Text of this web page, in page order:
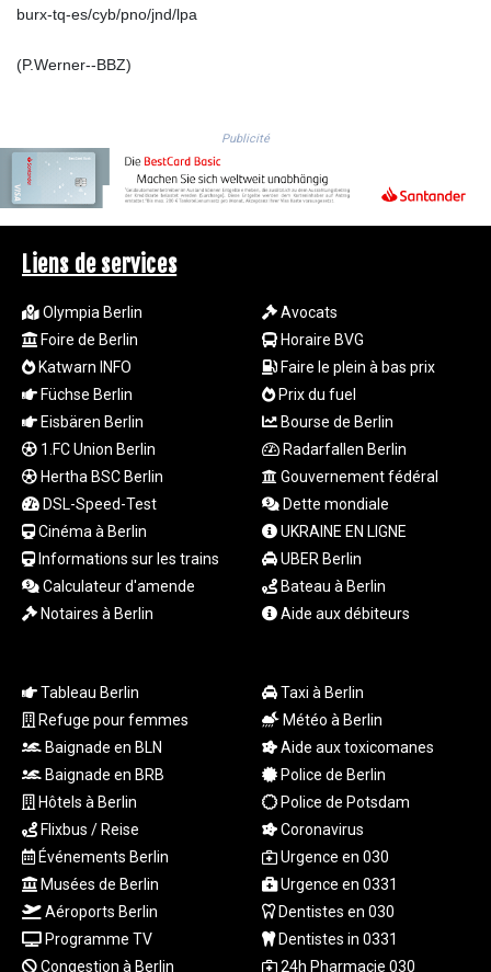
UGX
4299.964953
USD 1.152209
VND
30205.723678
VUV 137.124788
WST 3.143704
XAF 656.107084
XAU 0.000269
XCD 3.113901
XCG 2.080476
XDR 0.815987
XOF 656.107084
XPF 119.331742
YER 272.900006
ZMW 21.962024
ZWL 371.010688
AED 4.231483
AED 4.231483
AFN 75.467656
ALL 93.271336
AMD
422.196577
AOA
1057.72755
ARS
1728.022837
burx-tq-es/cyb/pno/jnd/lpa
(P.Werner--BBZ)
Publicité
Liens de services
Olympia Berlin
Foire de Berlin
Katwarn INFO
Füchse Berlin
Eisbären Berlin
1.FC Union Berlin
Hertha BSC Berlin
DSL-Speed-Test
Cinéma à Berlin
Informations sur les trains
Calculateur d'amende
Notaires à Berlin
Avocats
Horaire BVG
Faire le plein à bas prix
Prix du fuel
Bourse de Berlin
Radarfallen Berlin
Gouvernement fédéral
Dette mondiale
UKRAINE EN LIGNE
UBER Berlin
Bateau à Berlin
Aide aux débiteurs
Tableau Berlin
Refuge pour femmes
Baignade en BLN
Baignade en BRB
Hôtels à Berlin
Flixbus / Reise
Événements Berlin
Musées de Berlin
Aéroports Berlin
Programme TV
Congestion à Berlin
Taxi à Berlin
Météo à Berlin
Aide aux toxicomanes
Police de Berlin
Police de Potsdam
Coronavirus
Urgence en 030
Urgence en 0331
Dentistes en 030
Dentistes in 0331
24h Pharmacie 030